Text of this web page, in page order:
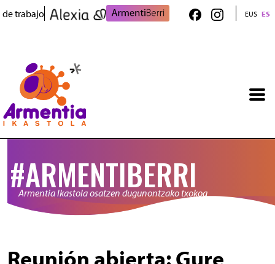
Pasar al contenido principal
de trabajo EUS ES
#ARMENTIBERRI
Armentia Ikastola osatzen dugunontzako txokoa
Reunión abierta: Gure